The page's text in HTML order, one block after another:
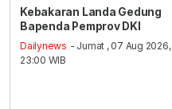
Kebakaran Landa Gedung
Bapenda Pemprov DKI
Dailynews - Jumat , 07 Aug 2026,
23:00 WIB